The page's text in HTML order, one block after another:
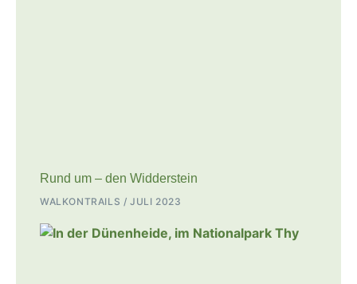
Rund um – den Widderstein
WALKONTRAILS JULI 2023